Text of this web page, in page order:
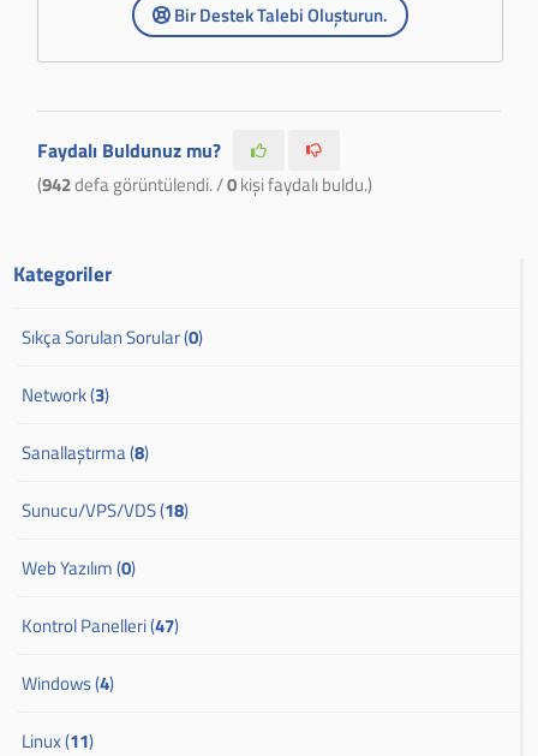
Bir Destek Talebi Oluşturun.
Faydalı Buldunuz mu?
(942defa görüntülendi. /0kişi faydalı buldu.)
Kategoriler
Sıkça Sorulan Sorular (0)
Network (3)
Sanallaştırma (8)
Sunucu/VPS/VDS (18)
Web Yazılım (0)
Kontrol Panelleri (47)
Windows (4)
Linux (11)